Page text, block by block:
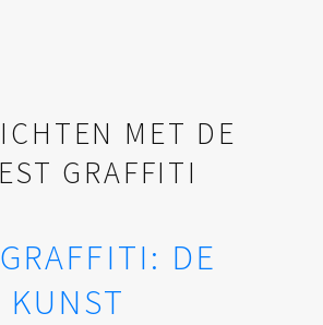
MET DE
GRAFFITI
DE
KUNST